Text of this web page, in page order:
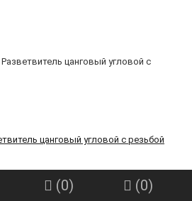
цанговый угловой с резьбой
(0) (0)